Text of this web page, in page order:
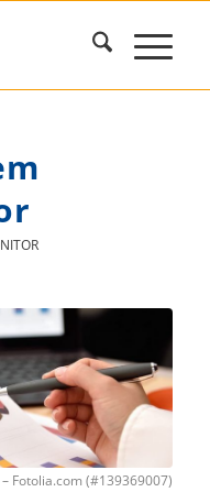
Fotolia.com (#139369007)